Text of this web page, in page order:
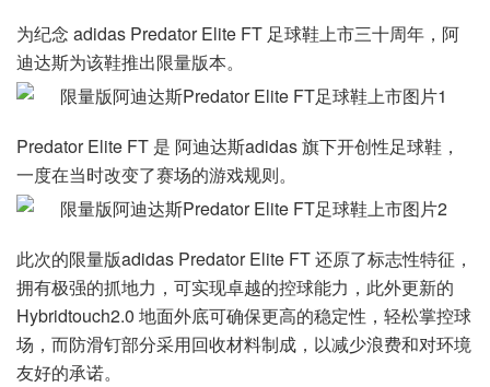
为纪念 adidas Predator Elite FT 足球鞋上市三十周年，阿
迪达斯为该鞋推出限量版本。
Predator Elite FT 是 阿迪达斯adidas 旗下开创性足球鞋，
一度在当时改变了赛场的游戏规则。
此次的限量版adidas Predator Elite FT 还原了标志性特征，
拥有极强的抓地力，可实现卓越的控球能力，此外更新的
Hybridtouch2.0 地面外底可确保更高的稳定性，轻松掌控球
场，而防滑钉部分采用回收材料制成，以减少浪费和对环境
友好的承诺。